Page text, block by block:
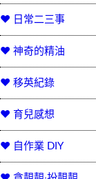
♥ 日常二三事
♥ 神奇的精油
♥ 移英紀錄
♥ 育兒感想
♥ 自作業 DIY